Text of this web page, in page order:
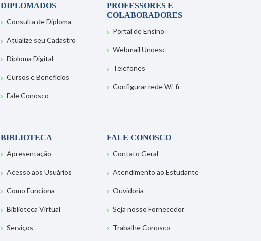
DIPLOMADOS
Consulta de Diploma
Atualize seu Cadastro
Diploma Digital
Cursos e Benefícios
Fale Conosco
PROFESSORES E
COLABORADORES
Portal de Ensino
Webmail Unoesc
Telefones
Configurar rede Wi-fi
BIBLIOTECA
Apresentação
Acesso aos Usuários
Como Funciona
Biblioteca Virtual
Serviços
FALE CONOSCO
Contato Geral
Atendimento ao Estudante
Ouvidoria
Seja nosso Fornecedor
Trabalhe Conosco